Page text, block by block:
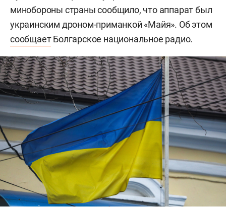
минобороны страны сообщило, что аппарат был
украинским дроном-приманкой «Майя». Об этом
сообщаетБолгарское национальное радио.